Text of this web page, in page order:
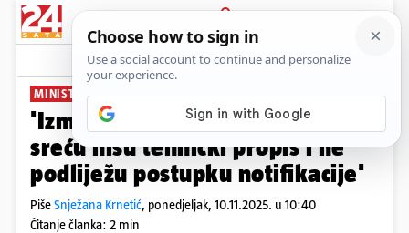
PRIJAVA
News Komentari
MINISTARSTVO FINANCIJA:
'Izmjene Zakona o igrama na
sreću nisu tehnički propis i ne
podliježu postupku notifikacije'
PišeSnježana Krnetić, ponedjeljak, 10.11.2025. u 10:40
Čitanje članka: 2 min